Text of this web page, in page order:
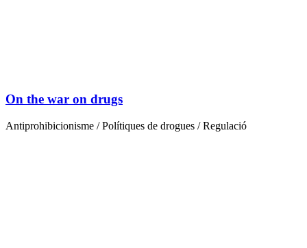
On the war on drugs
Antiprohibicionisme / Polítiques de drogues / Regulació